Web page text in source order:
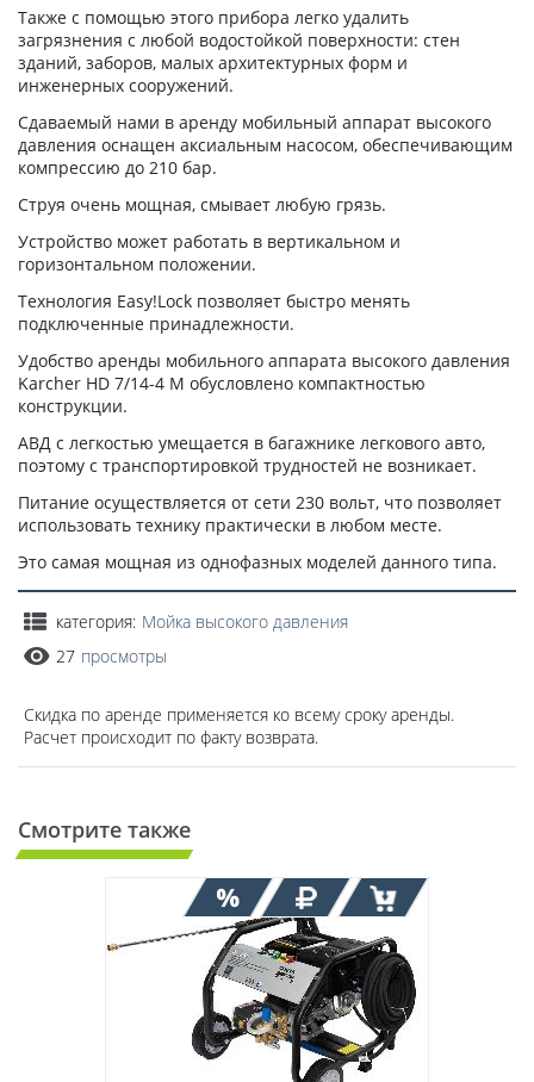
Также с помощью этого прибора легко удалить
загрязнения с любой водостойкой поверхности: стен
зданий, заборов, малых архитектурных форм и
инженерных сооружений.
Сдаваемый нами в аренду мобильный аппарат высокого
давления оснащен аксиальным насосом, обеспечивающим
компрессию до 210 бар.
Струя очень мощная, смывает любую грязь.
Устройство может работать в вертикальном и
горизонтальном положении.
Технология Easy!Lock позволяет быстро менять
подключенные принадлежности.
Удобство аренды мобильного аппарата высокого давления
Karcher HD 7/14-4 M обусловлено компактностью
конструкции.
АВД с легкостью умещается в багажнике легкового авто,
поэтому с транспортировкой трудностей не возникает.
Питание осуществляется от сети 230 вольт, что позволяет
использовать технику практически в любом месте.
Это самая мощная из однофазных моделей данного типа.
категория: Мойка высокого давления
27 просмотры
Скидка по аренде применяется ко всему сроку аренды.
Расчет происходит по факту возврата.
Смотрите также